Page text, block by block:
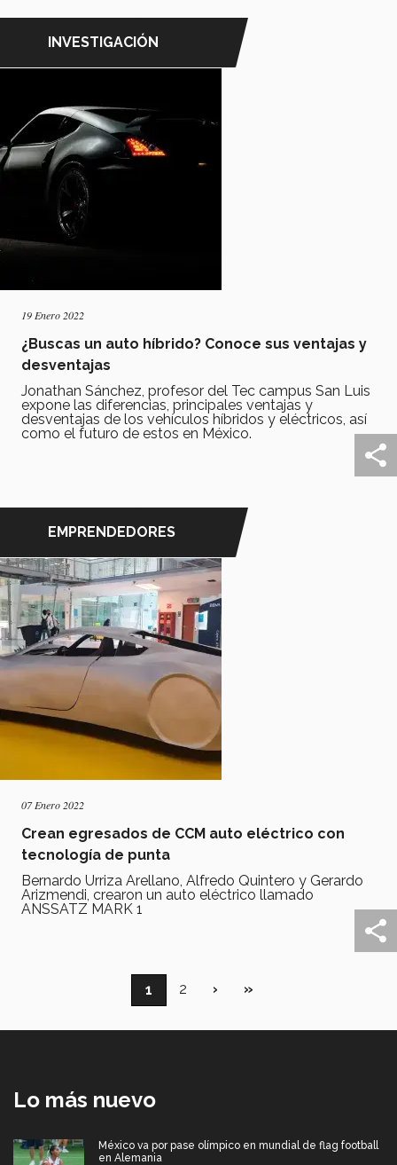
INVESTIGACIÓN
19 Enero 2022
¿Buscas un auto híbrido? Conoce sus ventajas y
desventajas
Jonathan Sánchez, profesor del Tec campus San Luis
expone las diferencias, principales ventajas y
desventajas de los vehículos híbridos y eléctricos, así
como el futuro de estos en México.
EMPRENDEDORES
07 Enero 2022
Crean egresados de CCM auto eléctrico con
tecnología de punta
Bernardo Urriza Arellano, Alfredo Quintero y Gerardo
Arizmendi, crearon un auto eléctrico llamado
ANSSATZ MARK 1
Página
actual
1 Página
2
Siguiente
›
Última
»
Lo más nuevo
México va por pase olímpico en mundial de flag football
en Alemania